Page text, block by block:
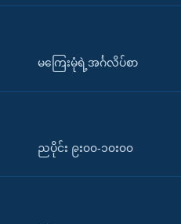
မကြေးမုံရဲ့အင်္ဂလိပ်စာ
ညပိုင်း ၉း၀၀-၁၀း၀၀